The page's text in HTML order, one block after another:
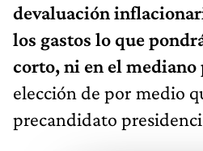
devaluación
los gastos lo que
corto, ni en el mediano
elección de por medio
precandidato